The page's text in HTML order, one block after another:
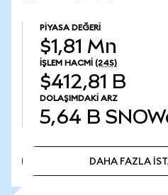
PIYASA DEĞERI
$1,81 Mn
İŞLEM HACMI (24S)
$412,81 B
DOLAŞIMDAKI ARZ
5,64 B
DAHA FAZLA